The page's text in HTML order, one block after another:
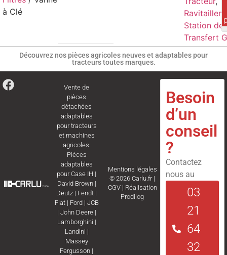
à Clé
Station de
Transfert
Découvrez nos pièces agricoles neuves et adaptables pour
tracteurs toutes marques.
Vente de
pièces
détachées
adaptables
pour tracteurs
et machines
agricoles.
Pièces
adaptables
pourCase IH |
David Brown|
Deutz | Fendt |
Fiat| Ford| JCB
| John Deere|
Lamborghini |
Landini |
Massey
Fergusson |
Mentions légales
© 2026 Carlu.fr |
CGV| Réalisation
Prodilog
Besoin
d’un
conseil
?
Contactez
nous au
03
21
64
32